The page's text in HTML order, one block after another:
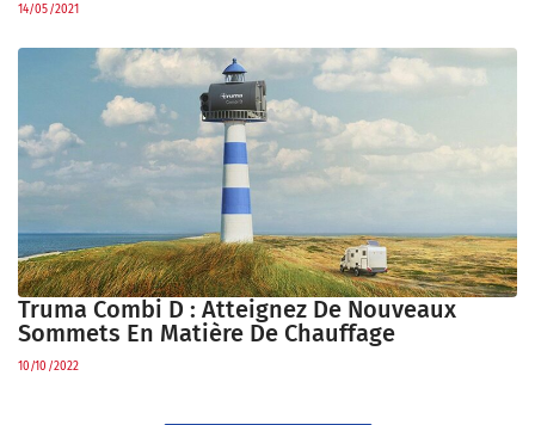
14/05/2021
Truma Combi D : Atteignez De Nouveaux
Sommets En Matière De Chauffage
10/10/2022